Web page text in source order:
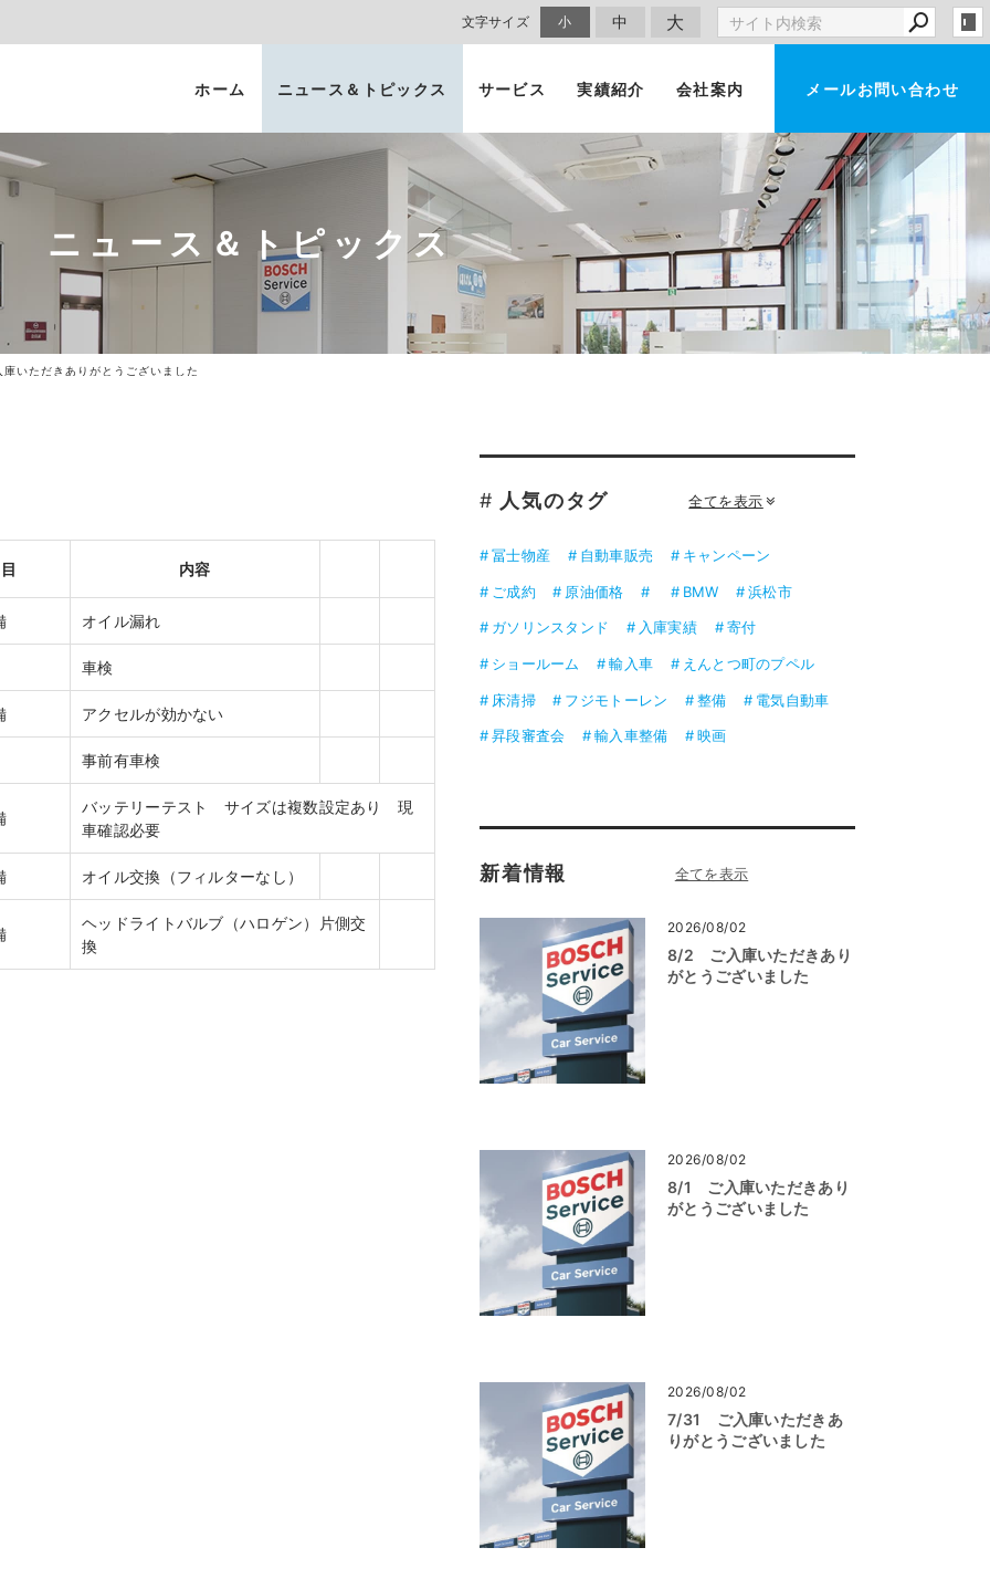
文字サイズ 小 中 大
ホーム ニュース＆トピックス サービス 実績紹介 会社案内 メールお問い合わせ
ニュース＆トピックス
いただきありがとうございました
内容
オイル漏れ
車検
アクセルが効かない
事前有車検
バッテリーテスト サイズは複数設定あり 現
車確認必要
オイル交換（フィルターなし）
ヘッドライトバルブ（ハロゲン）片側交
換
# 人気のタグ 全てを表示
冨士物産 自動車販売 キャンペーン
ご成約 原油価格 BMW 浜松市
ガソリンスタンド 入庫実績 寄付
ショールーム 輸入車 えんとつ町のプペル
床清掃 フジモトーレン 整備 電気自動車
昇段審査会 輸入車整備 映画
新着情報
2026/08/02
8/2 ご入庫いただきあり
がとうございました
2026/08/02
8/1 ご入庫いただきあり
がとうございました
2026/08/02
7/31 ご入庫いただきあ
りがとうございました